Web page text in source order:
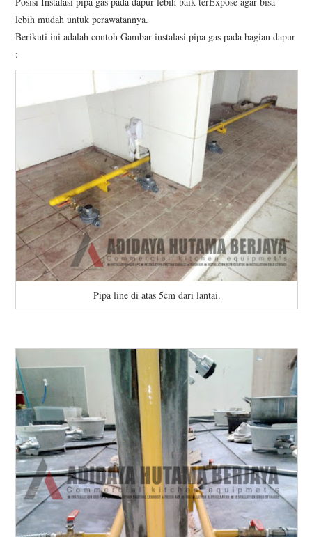
lebih mudah untuk perawatannya.
Berikuti ini adalah contoh Gambar instalasi pipa gas pada bagian dapur
:
Pipa line di atas 5cm dari lantai.